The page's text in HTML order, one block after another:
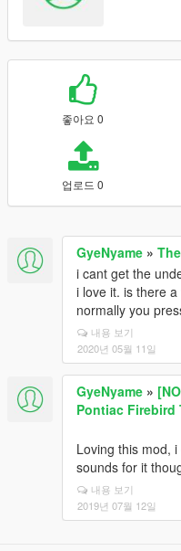
좋아요 0
업로드 0
GyeNyame »
i cant get the
i love it. is there
normally you
내용 보기
2020년 05월 11일
GyeNyame »
Pontiac Firebird
Loving this mod,
sounds for it
내용 보기
2019년 07월 12일